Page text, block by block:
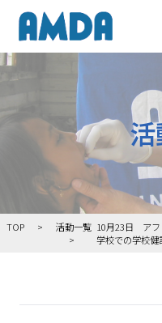
TOP 活動一覧 10月23日 アフ
学校での学校